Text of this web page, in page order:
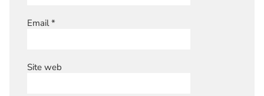
Email*
Site web